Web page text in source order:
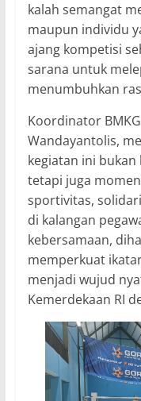
kalah semangat
maupun individu
ajang kompetisi
sarana untuk
menumbuhkan
Koordinator
Wandayantolis,
kegiatan ini
tetapi juga
sportivitas,
di kalangan
kebersamaan,
memperkuat
menjadi wujud
Kemerdekaan RI